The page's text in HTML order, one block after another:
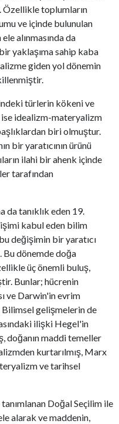
Özellikle toplumların
ve içinde bulunulan
alınmasında da
yaklaşıma sahip kaba
giden yol dönemin
türlerin kökeni ve
idealizm-materyalizm
biri olmuştur.
bir yaratıcının ürünü
ilahi bir ahenk içinde
tarafından
da tanıklık eden 19.
kabul eden bilim
değişimin bir yaratıcı
Bu dönemde doğa
üç önemli buluş,
Bunlar; hücrenin
ve Darwin'in evrim
Bilimsel gelişmelerin de
ilişki Hegel'in
doğanın maddi temeller
kurtarılmış, Marx
ve tarihsel
Doğal Seçilim ile
alarak ve maddenin,